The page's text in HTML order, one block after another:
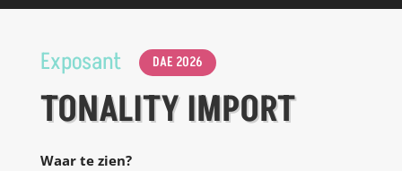
Exposant DAE 2026
TONALITY IMPORT
Waar te zien?